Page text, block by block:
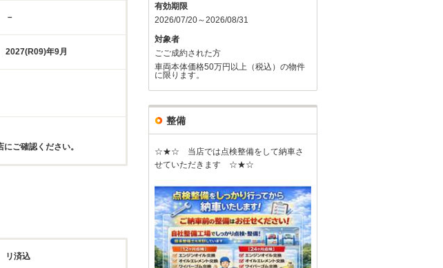
－
2027(R09)年9月
ご確認ください。
リ済込
有効期限
2026/07/20～2026/08/31
対象者
ごご成約された方
車両本体価格50万円以上（税込）の物件
に限ります。
整備
☆★☆ 当店では点検整備をして納車さ
せていただきます ☆★☆